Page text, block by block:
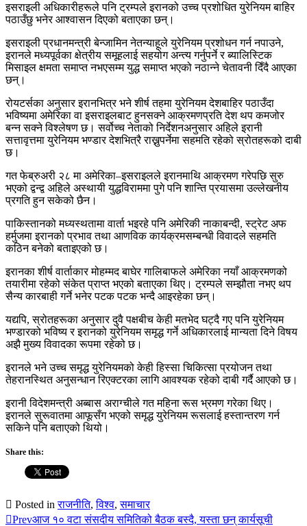
इसराइली अधिकारीहरूले पनि ट्रम्पले इरानको उच्च प्रशोधित युरेनियम बाहिर
पठाउँछु भनेर आश्वासन दिएको बताएका छन्।
इसराइली प्रधानमन्त्री बेन्जामिन नेतन्याहूले युरेनियम प्रशोधन गर्न नपाउने,
इरानले मध्यपूर्वका क्षेत्रीय समूहलाई सहयोग अन्त्य गर्नुपर्ने र ब्यालिस्टिक
मिसाइल क्षमता समाप्त नभएसम्म युद्ध समाप्त भएको नठान्ने चेतावनी दिँदै आएका
छन्।
रोयटर्सका अनुसार इरानभित्र भने शीर्ष तहमा युरेनियम देशबाहिर पठाउँदा
भविष्यमा अमेरिका वा इसराइलबाट हुनसक्ने आक्रमणप्रति देश थप कमजोर
बन्न सक्ने विश्लेषण छ। सर्वोच्च नेताको निर्देशनअनुसार अहिले इरानी
सत्तावृत्तमा युरेनियम भण्डार देशभित्रै राख्नुपर्नेमा सहमति रहेको स्रोतहरूको दाबी
छ।
गत फेब्रुअरी २८ मा अमेरिका–इसराइलले इरानमाथि आक्रमण गरेपछि सुरु
भएको द्वन्द्व अहिले अस्थायी युद्धविराममा पुगे पनि शान्ति प्रयासमा उल्लेखनीय
प्रगति हुन सकेको छैन।
पाकिस्तानको मध्यस्थतामा वार्ता भइरहे पनि अमेरिकी नाकाबन्दी, स्ट्रेट अफ
हर्मुजमा इरानको प्रभाव तथा आणविक कार्यक्रमसम्बन्धी विवादले सहमति
कठिन बनेको बताइएको छ।
इरानका शीर्ष वार्ताकार मोहम्मद बाघेर गालिबाफले अमेरिका नयाँ आक्रमणको
तयारीमा रहेको संकेत प्राप्त भएको बताएका थिए। ट्रम्पले सम्झौता नभए थप
सैन्य कारबाही गर्ने भनेर पटक पटक भन्दै आइरहेका छन्।
यद्यपि, स्रोतहरूका अनुसार दुवै पक्षबीच केही मतभेद घट्दै गए पनि युरेनियम
भण्डारको भविष्य र इरानको युरेनियम समृद्ध गर्ने अधिकारलाई मान्यता दिने विषय
अझै मुख्य विवादका रूपमा रहेको छ।
इरानले भने उच्च समृद्ध युरेनियमको केही हिस्सा चिकित्सा प्रयोजन तथा
तेहरानस्थित अनुसन्धान रिएक्टरका लागि आवश्यक रहेको दाबी गर्दै आएको छ।
इरानी विदेशमन्त्री अब्बास अराग्चीले गत महिना रूस भ्रमण गरेका थिए।
इरानले सुरूवातमा आफूसँग भएको समृद्ध युरेनियम रूसलाई हस्तान्तरण गर्न
सकिने पनि बताएको थियो।
Share this:
Posted inराजनीति,विश्व,समाचार
Prevआज १० वटा संसदीय समितिको बैठक बस्दै, यस्ता छन् कार्यसूची